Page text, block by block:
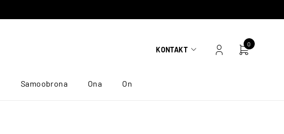
KONTAKT
0
Samoobrona Ona On